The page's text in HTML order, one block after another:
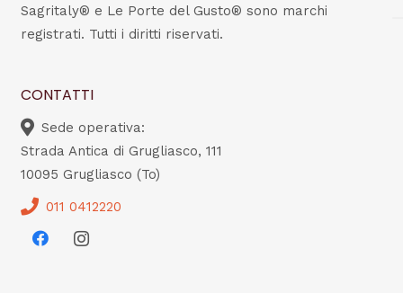
Sagritaly® e Le Porte del Gusto® sono marchi
registrati. Tutti i diritti riservati.
CONTATTI
Sede operativa:
Strada Antica di Grugliasco, 111
10095 Grugliasco (To)
011 0412220